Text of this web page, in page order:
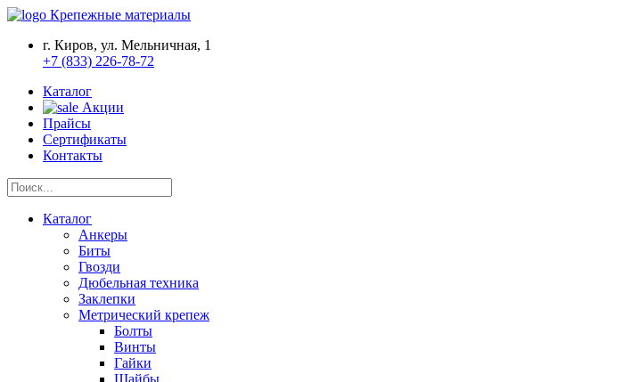
Крепежные материалы
г. Киров, ул. Мельничная, 1
+7 (833) 226-78-72
Каталог
Акции
Прайсы
Сертификаты
Контакты
Каталог
Анкеры
Биты
Гвозди
Дюбельная техника
Заклепки
Метрический крепеж
Болты
Винты
Гайки
Шайбы